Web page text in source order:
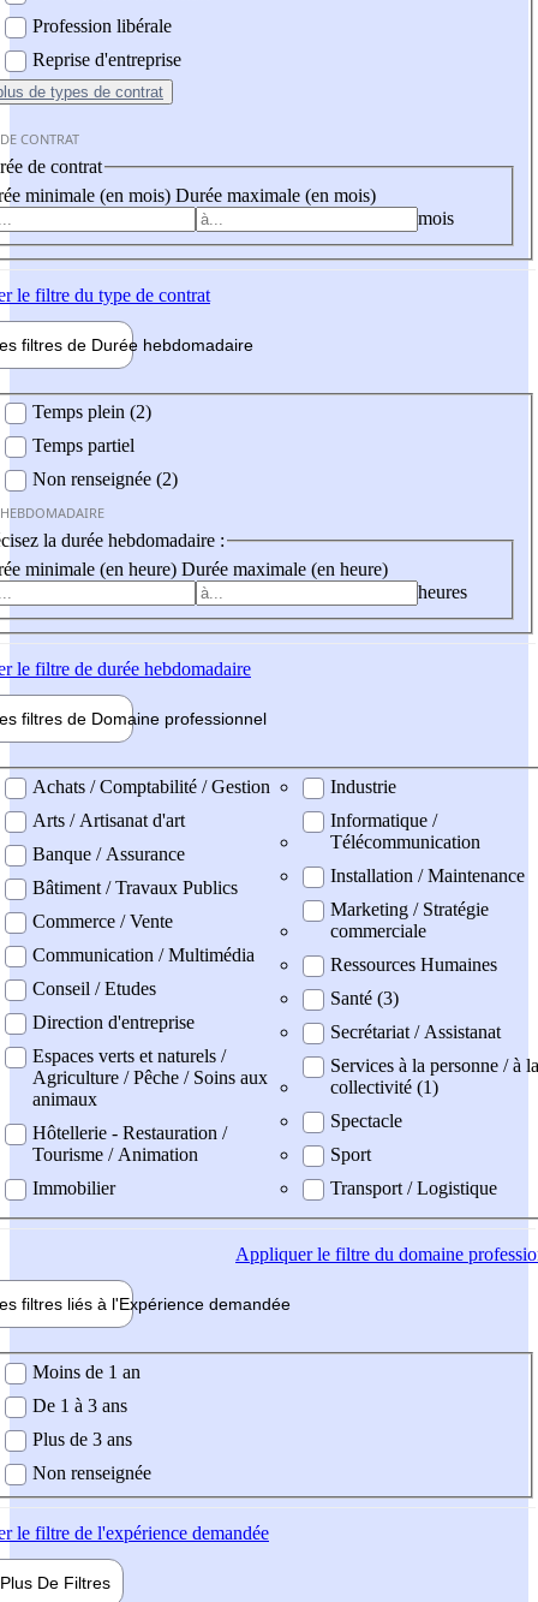
Profession libérale
Reprise d'entreprise
de types de contrat
CONTRAT
de contrat
minimale (en mois) Durée maximale (en mois)
mois
le filtre du type de contrat
filtres de Durée hebdomadaire
Temps plein (2)
Temps partiel
Non renseignée (2)
la durée hebdomadaire :
minimale (en heure) Durée maximale (en heure)
heures
le filtre de durée hebdomadaire
filtres de Domaine professionnel
professionel
Achats / Comptabilité / Gestion
Arts / Artisanat d'art
Banque / Assurance
Bâtiment / Travaux Publics
Commerce / Vente
Communication / Multimédia
Conseil / Etudes
Direction d'entreprise
Espaces verts et naturels /
Agriculture / Pêche / Soins aux
animaux
Hôtellerie - Restauration /
Tourisme / Animation
Immobilier
Industrie
Informatique /
Télécommunication
Installation / Maintenance
Marketing / Stratégie
commerciale
Ressources Humaines
Santé (3)
Secrétariat / Assistanat
Services à la personne / à la
collectivité (1)
Spectacle
Sport
Transport / Logistique
Appliquerle filtre du domaine
filtres liés à l'Expérience demandée
demandée
Moins de 1 an
De 1 à 3 ans
Plus de 3 ans
Non renseignée
le filtre de l'expérience demandée
Plus De Filtres